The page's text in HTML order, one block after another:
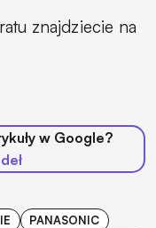
znajdziecie na
w Google?
PANASONIC